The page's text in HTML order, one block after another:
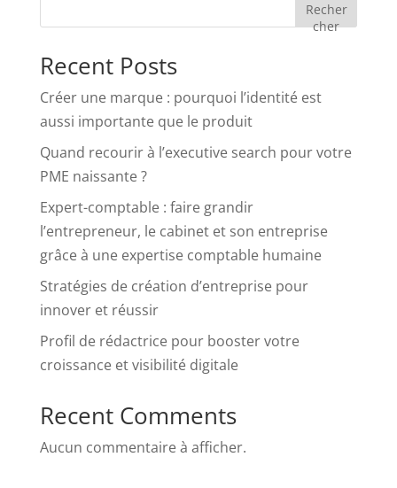
Recher
cher
Recent Posts
Créer une marque : pourquoi l’identité est
aussi importante que le produit
Quand recourir à l’executive search pour votre
PME naissante ?
Expert-comptable : faire grandir
l’entrepreneur, le cabinet et son entreprise
grâce à une expertise comptable humaine
Stratégies de création d’entreprise pour
innover et réussir
Profil de rédactrice pour booster votre
croissance et visibilité digitale
Recent Comments
Aucun commentaire à afficher.